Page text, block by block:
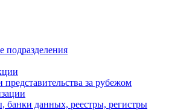
подразделения
за рубежом
данных, реестры, регистры